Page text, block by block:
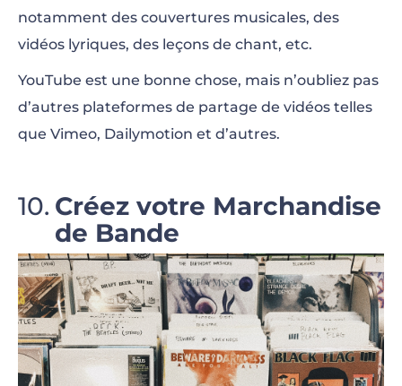
notamment des couvertures musicales, des
vidéos lyriques, des leçons de chant, etc.
YouTube est une bonne chose, mais n’oubliez pas
d’autres plateformes de partage de vidéos telles
que Vimeo, Dailymotion et d’autres.
Créez votre Marchandise
de Bande